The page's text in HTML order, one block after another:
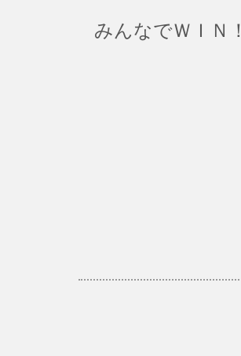
みんなでＷＩＮ！